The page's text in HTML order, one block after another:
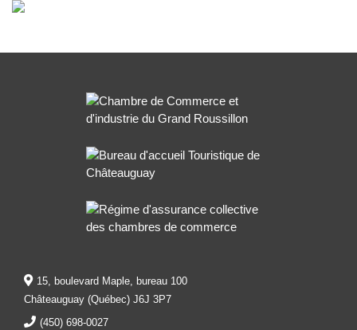
15, boulevard Maple, bureau 100
Châteauguay (Québec) J6J 3P7
(450) 698-0027